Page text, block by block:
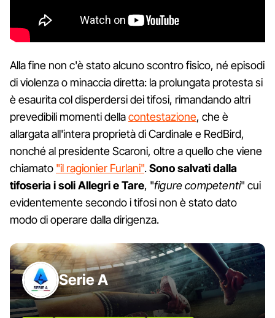
Alla fine non c'è stato alcuno scontro fisico, né episodi
di violenza o minaccia diretta: la prolungata protesta si
è esaurita col disperdersi dei tifosi, rimandando altri
prevedibili momenti dellacontestazione, che è
allargata all'intera proprietà di Cardinale e RedBird,
nonché al presidente Scaroni, oltre a quello che viene
chiamato "il ragionier Furlani".Sono salvati dalla
tifoseria i soli Allegri e Tare, "figure competenti" cui
evidentemente secondo i tifosi non è stato dato
modo di operare dalla dirigenza.
Serie A